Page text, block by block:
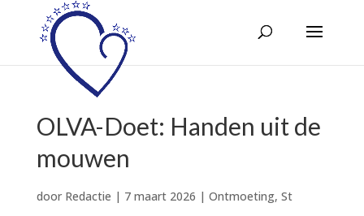
OLVA-Doet: Handen uit de
mouwen
door Redactie | 7 maart 2026 | Ontmoeting, St